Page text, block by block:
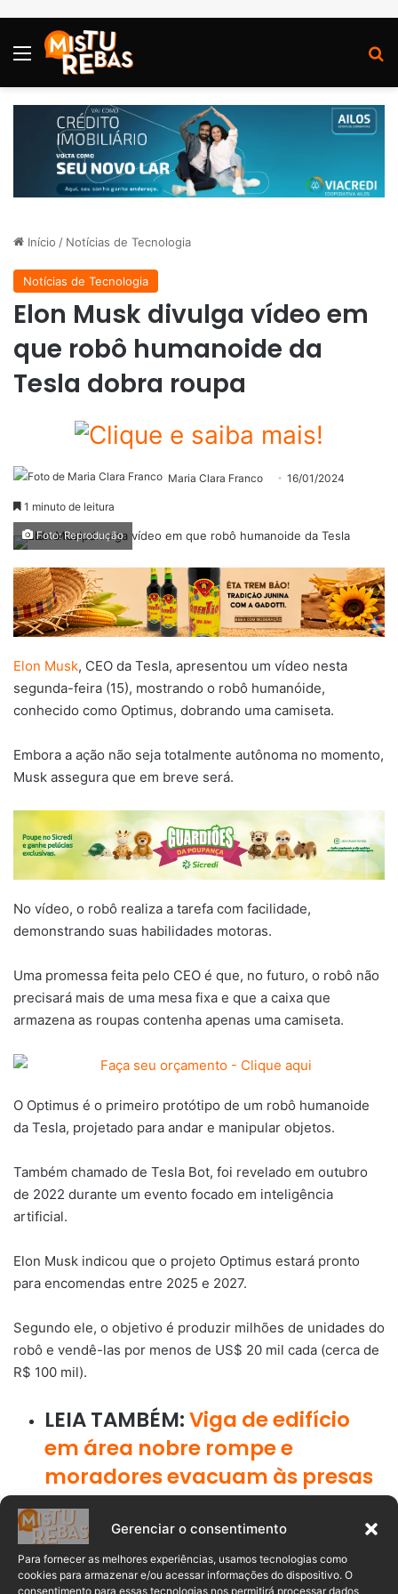
Gerenciar o consentimento
Para fornecer as melhores experiências, usamos tecnologias como
cookies para armazenar e/ou acessar informações do dispositivo. O
consentimento para essas tecnologias nos permitirá processar dados
Menu
Início / Notícias de Tecnologia
Notícias de Tecnologia
Elon Musk divulga vídeo em
que robô humanoide da
Tesla dobra roupa
Maria Clara Franco 16/01/2024
1 minuto de leitura
Foto: Reprodução
Elon Musk, CEO da Tesla, apresentou um vídeo nesta
segunda-feira (15), mostrando o robô humanóide,
conhecido como Optimus, dobrando uma camiseta.
Embora a ação não seja totalmente autônoma no momento,
Musk assegura que em breve será.
No vídeo, o robô realiza a tarefa com facilidade,
demonstrando suas habilidades motoras.
Uma promessa feita pelo CEO é que, no futuro, o robô não
precisará mais de uma mesa fixa e que a caixa que
armazena as roupas contenha apenas uma camiseta.
O Optimus é o primeiro protótipo de um robô humanoide
da Tesla, projetado para andar e manipular objetos.
Também chamado de Tesla Bot, foi revelado em outubro
de 2022 durante um evento focado em inteligência
artificial.
Elon Musk indicou que o projeto Optimus estará pronto
para encomendas entre 2025 e 2027.
Segundo ele, o objetivo é produzir milhões de unidades do
robô e vendê-las por menos de US$ 20 mil cada (cerca de
R$ 100 mil).
LEIA TAMBÉM:Viga de edifício
em área nobre rompe e
moradores evacuam às presas
em Florianópolis
A visão é transformar a forma como lidamos com tarefas
cotidianas, oferecendo um futuro em que os robôs